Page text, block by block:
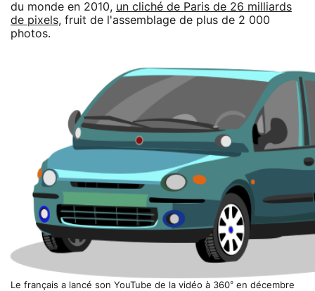
du monde en 2010, un cliché de Paris de 26 milliards
de pixels, fruit de l'assemblage de plus de 2 000
photos.
Le français a lancé son YouTube de la vidéo à 360° en décembre